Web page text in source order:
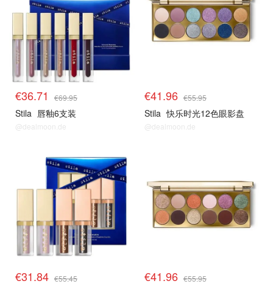
€36.71 €69.95
Stila 唇釉6支装
@dealmoon.de
€41.96 €55.95
Stila 快乐时光12色眼影盘
@dealmoon.de
€31.84 €55.45 €41.96 €55.95